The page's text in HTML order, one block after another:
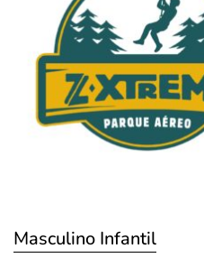
Masculino Infantil